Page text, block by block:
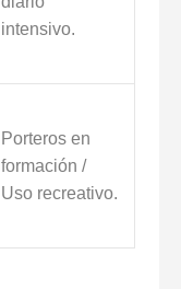
intensivo.
Porteros en
formación /
Uso recreativo.